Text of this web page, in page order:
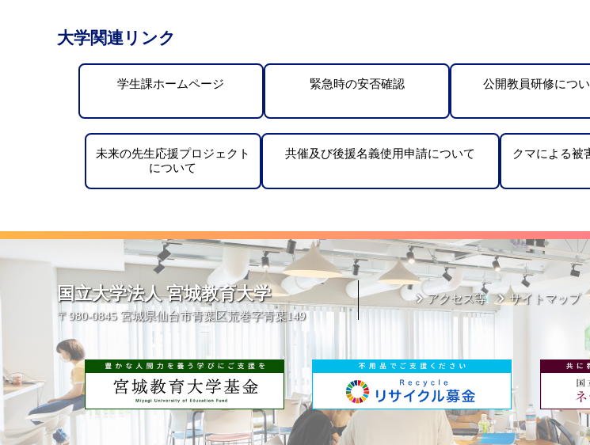
大学関連リンク
学生課ホームページ 緊急時の安否確認 公開教員研修につ
未来の先生応援プロジェクト
について
共催及び後援名義使用申請について
クマによる被
国立大学法人 宮城教育大学
〒980-0845 宮城県仙台市青葉区荒巻字青葉149
アクセス等 サイトマップ